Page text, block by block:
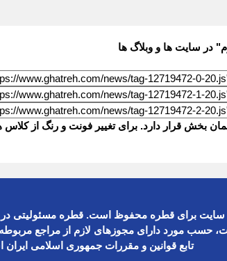
در سایت ها و وبلاگ ها
برای قطره محفوظ است. قطره مسئولیتی در
حسب مورد دارای مجوزهای لازم از مراجع
تابع قوانین و مقررات جمهوری اسلامی